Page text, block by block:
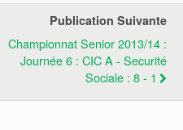
Publication Suivante
Championnat Senior 2013/14 :
Journée 6 : CIC A - Securité
Sociale : 8 - 1